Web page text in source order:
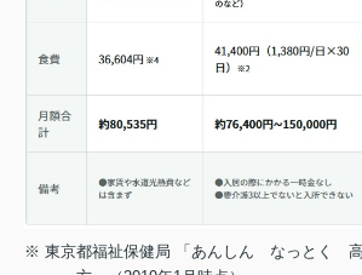
※ 東京都福祉保健局 「あんしん なっとく